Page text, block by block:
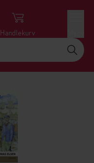
Handlekurv